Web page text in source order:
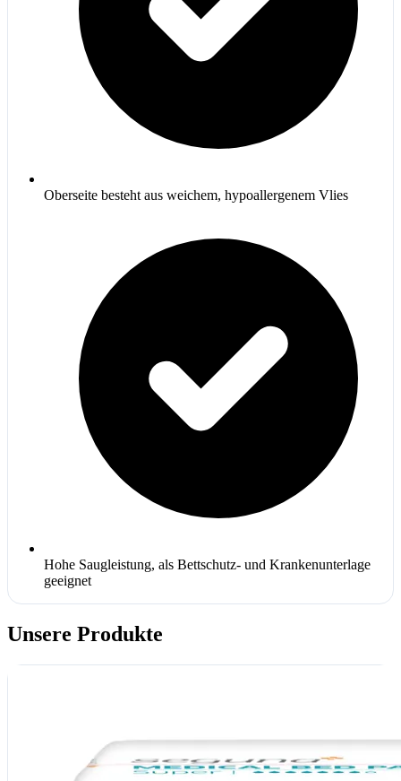
Oberseite besteht aus weichem, hypoallergenem Vlies
Hohe Saugleistung, als Bettschutz- und Krankenunterlage
geeignet
Unsere Produkte